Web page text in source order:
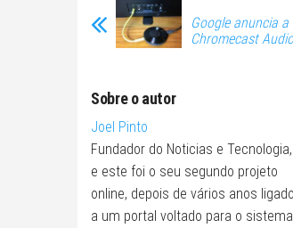
Google anuncia a
Chromecast Audio
Sobre o autor
Joel Pinto
Fundador do Noticias e Tecnologia,
e este foi o seu segundo projeto
online, depois de vários anos ligado
a um portal voltado para o sistema